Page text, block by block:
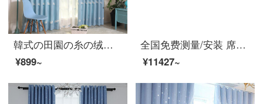
韓式の田園の糸の绒の麻は蒲公英の刺繍の遮光のカーテンの布地を刺繍して、蒲公英を注文して作らせます。青い布の高さは2.7 mです。
¥899~
全国免费测量/安装 席韵家纺 窗帘 成品窗帘隔热防晒遮光 定制加厚落地仿亚麻素色客厅卧室窗帘布 1500尊享特权:下单立抵1600再送豪礼 定做宽1米*高2.7米单价（四爪钩）可改高
¥11427~